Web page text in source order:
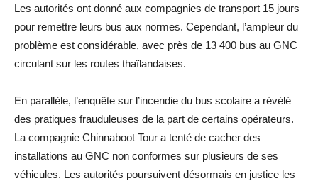
Les autorités ont donné aux compagnies de transport 15 jours
pour remettre leurs bus aux normes. Cependant, l’ampleur du
problème est considérable, avec près de 13 400 bus au GNC
circulant sur les routes thaïlandaises.
En parallèle, l’enquête sur l’incendie du bus scolaire a révélé
des pratiques frauduleuses de la part de certains opérateurs.
La compagnie Chinnaboot Tour a tenté de cacher des
installations au GNC non conformes sur plusieurs de ses
véhicules. Les autorités poursuivent désormais en justice les